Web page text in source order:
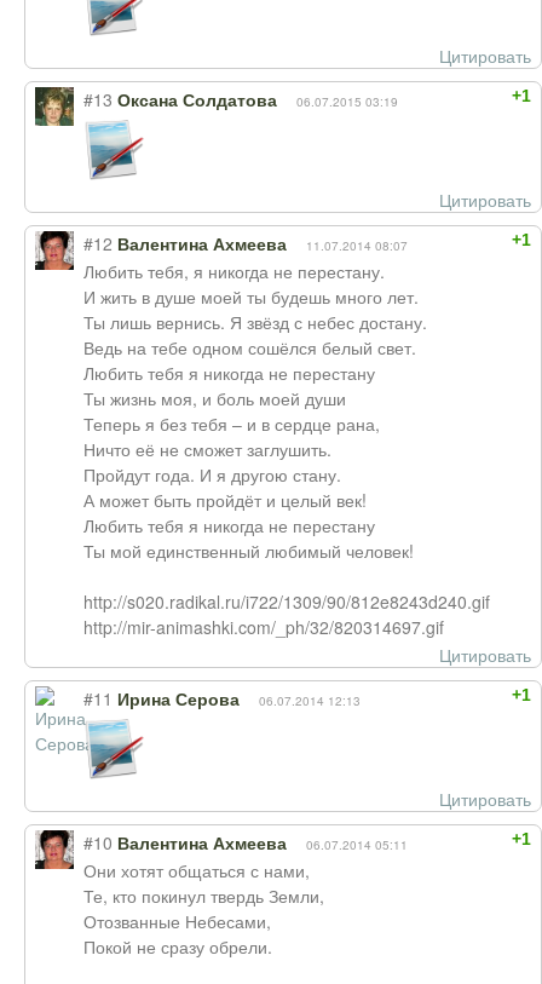
Цитировать
+1
#13 Оксана Солдатова 06.07.2015 03:19
Цитировать
+1
#12 Валентина Ахмеева 11.07.2014 08:07
Любить тебя, я никогда не перестану.
И жить в душе моей ты будешь много лет.
Ты лишь вернись. Я звёзд с небес достану.
Ведь на тебе одном сошёлся белый свет.
Любить тебя я никогда не перестану
Ты жизнь моя, и боль моей души
Теперь я без тебя – и в сердце рана,
Ничто её не сможет заглушить.
Пройдут года. И я другою стану.
А может быть пройдёт и целый век!
Любить тебя я никогда не перестану
Ты мой единственный любимый человек!
http://s020.radikal.ru/i722/1309/90/812e8243d240.gif
http://mir-animashki.com/_ph/32/820314697.gif
Цитировать
+1
#11 Ирина Серова 06.07.2014 12:13
Цитировать
+1
#10 Валентина Ахмеева 06.07.2014 05:11
Они хотят общаться с нами,
Те, кто покинул твердь Земли,
Отозванные Небесами,
Покой не сразу обрели.